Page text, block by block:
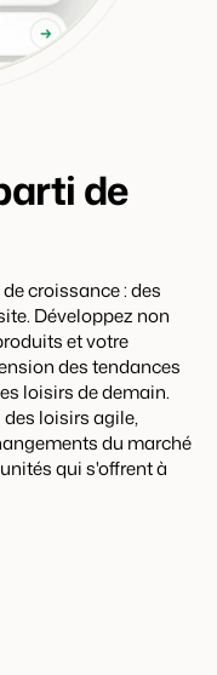
de
croissance : des
Développez non
et votre
des tendances
loisirs de demain.
loisirs agile,
du marché
qui s'offrent à